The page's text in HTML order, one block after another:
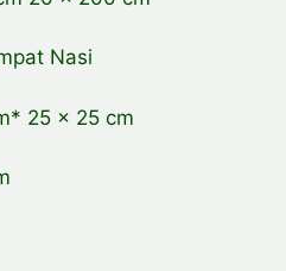
Nasi
25 x 25 cm